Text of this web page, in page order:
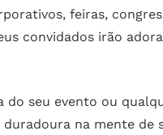
feiras,
convidados irão
seu evento ou
na mente de